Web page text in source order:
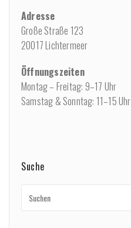
Adresse
Große Straße 123
20017 Lichtermeer
Öffnungszeiten
Montag – Freitag: 9–17 Uhr
Samstag & Sonntag: 11–15 Uhr
Suche